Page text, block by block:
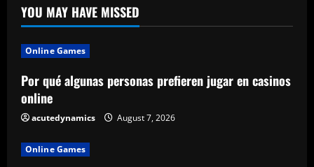
usarla?
YOU MAY HAVE MISSED
Online Games
Por qué algunas personas prefieren jugar en casinos
online
acutedynamics August 7, 2026
Online Games